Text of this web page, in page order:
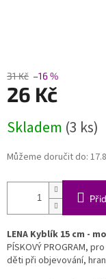
31 Kč –16 %
26 Kč
cena:
Skladem (3 ks)
Můžeme doručit do:
LENA Kyblík 15 cm -
PÍSKOVÝ PROGRAM,
děti při objevování,